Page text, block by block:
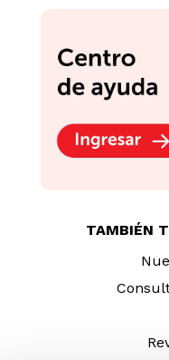
TAMBIÉN